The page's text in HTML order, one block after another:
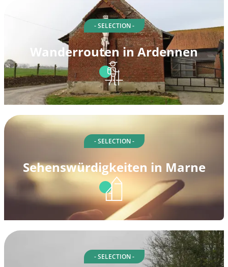
- SELECTION -
Wanderrouten in Ardennen
- SELECTION -
Sehenswürdigkeiten in Marne
- SELECTION -